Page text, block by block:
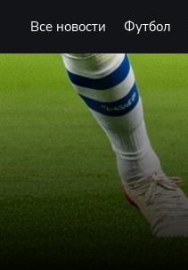
Все новости Футбол